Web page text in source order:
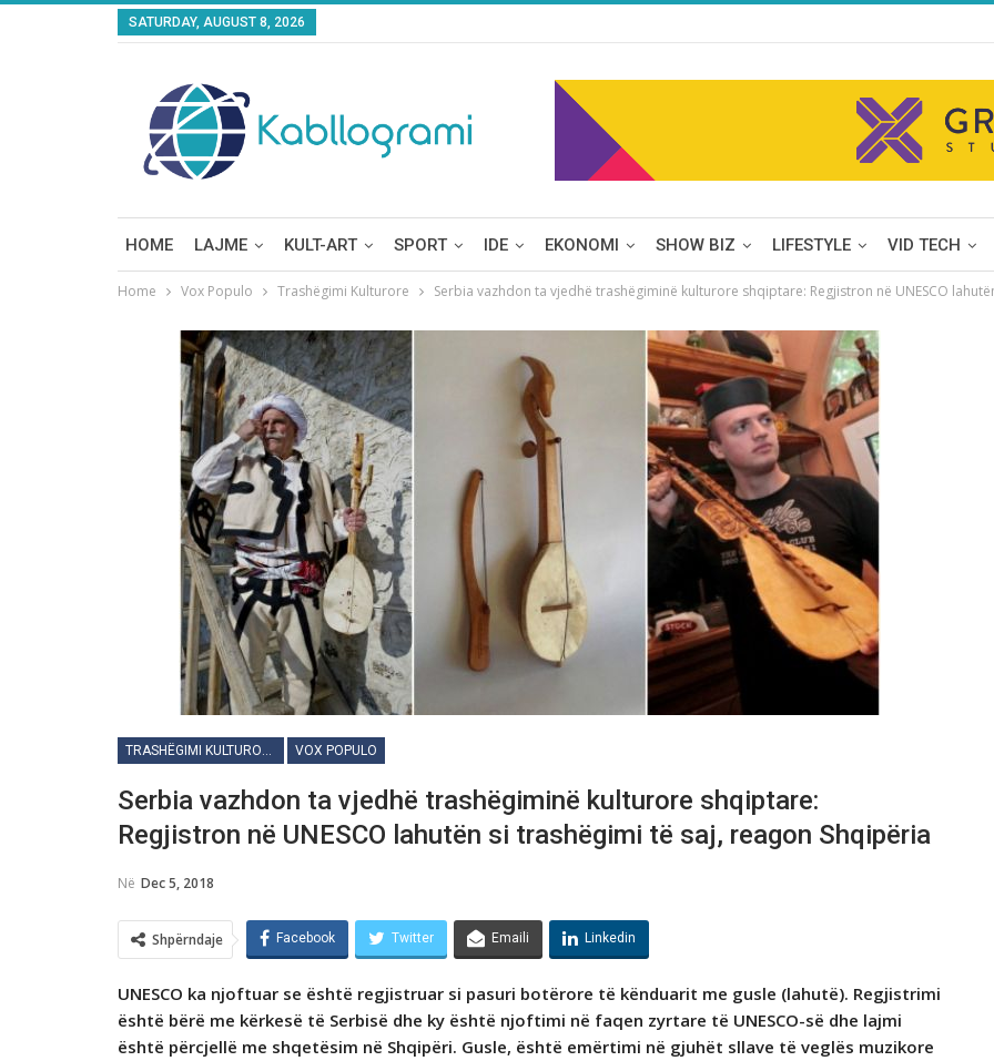
SATURDAY, AUGUST 8, 2026
HOME LAJME KULT-ART SPORT IDE EKONOMI SHOW BIZ LIFESTYLE VID TECH
Home Vox Populo Trashëgimi Kulturore Serbia vazhdon ta vjedhё trashёgiminё kulturore shqiptare: Regjistron në UNESCO
TRASHËGIMI KULTURORE VOX POPULO
Serbia vazhdon ta vjedhё trashёgiminё kulturore shqiptare:
Regjistron në UNESCO lahutën si trashëgimi të saj, reagon Shqipëria
Në Dec 5, 2018
Shpërndaje Facebook Twitter Emaili Linkedin
UNESCO ka njoftuar se është regjistruar si pasuri botërore të kënduarit me gusle (lahutë). Regjistrimi
është bërë me kërkesë të Serbisë dhe ky është njoftimi në faqen zyrtare të UNESCO-së dhe lajmi
është përcjellë me shqetësim në Shqipëri. Gusle, është emërtimi në gjuhët sllave të veglës muzikore